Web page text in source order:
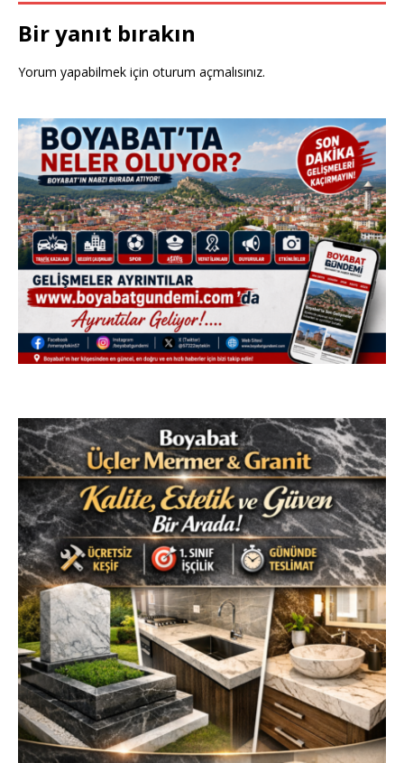
Bir yanıt bırakın
Yorum yapabilmek için oturum açmalısınız.